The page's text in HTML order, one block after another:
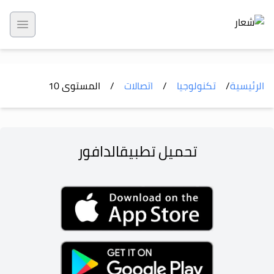
الرئيسية/ تكنولوجيا / اتصالات / المستوى
تحميل تطبيقالدافور